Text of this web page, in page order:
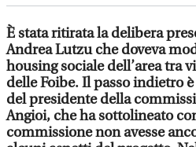
È stata ritirata la delibera
Andrea Lutzu che doveva
housing sociale dell’area tra
delle Foibe. Il passo indietro
del presidente della
Angioi, che ha sottolineato
commissione non avesse